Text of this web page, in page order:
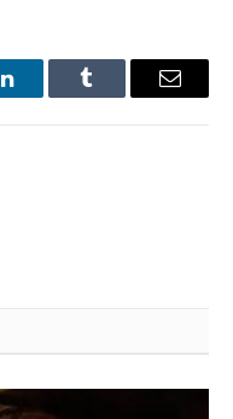
LinkedInTumblr Email